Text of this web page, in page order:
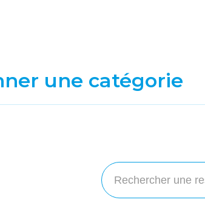
une catégorie